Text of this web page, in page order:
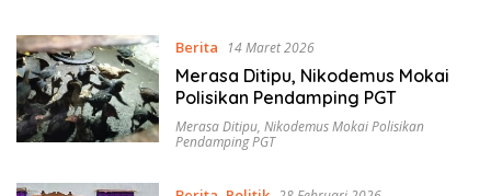
Berita 14 Maret 2026
Merasa Ditipu, Nikodemus Mokai
Polisikan Pendamping PGT
Merasa Ditipu, Nikodemus Mokai Polisikan
Pendamping PGT